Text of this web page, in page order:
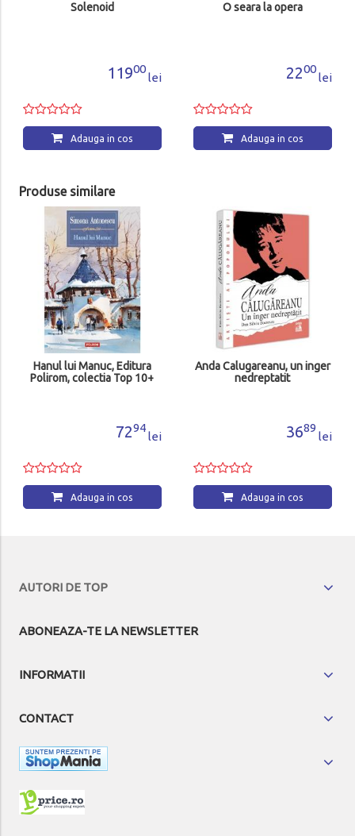
Solenoid
11900
lei
Adauga in cos
O seara la opera
2200
lei
Adauga in cos
Produse similare
Hanul lui Manuc, Editura
Polirom, colectia Top 10+
7294
lei
Adauga in cos
Anda Calugareanu, un inger
nedreptatit
3689
lei
Adauga in cos
AUTORI DE TOP
ABONEAZA-TE LA NEWSLETTER
INFORMATII
CONTACT